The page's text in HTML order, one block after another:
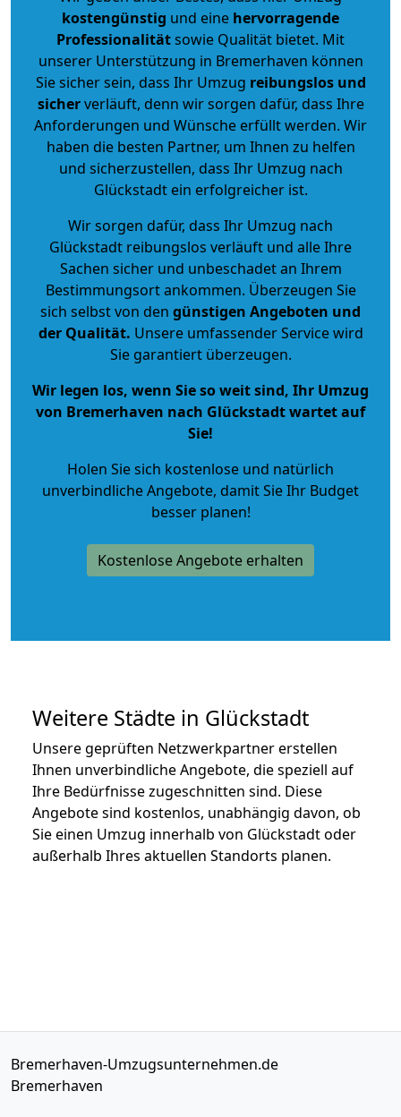
kostengünstig und eine hervorragende
Professionalitätsowie Qualität bietet. Mit
unserer Unterstützung in Bremerhaven können
Sie sicher sein, dass Ihr Umzug reibungslos und
sicherverläuft, denn wir sorgen dafür, dass Ihre
Anforderungen und Wünsche erfüllt werden. Wir
haben die besten Partner, um Ihnen zu helfen
und sicherzustellen, dass Ihr Umzug nach
Glückstadt ein erfolgreicher ist.
Wir sorgen dafür, dass Ihr Umzug nach
Glückstadt reibungslos verläuft und alle Ihre
Sachen sicher und unbeschadet an Ihrem
Bestimmungsort ankommen. Überzeugen Sie
sich selbst von den günstigen Angeboten und
der Qualität. Unsere umfassender Service wird
Sie garantiert überzeugen.
Wir legen los, wenn Sie so weit sind, Ihr Umzug
von Bremerhaven nach Glückstadt wartet auf
Sie!
Holen Sie sich kostenlose und natürlich
unverbindliche Angebote, damit Sie Ihr Budget
besser planen!
Kostenlose Angebote erhalten
Weitere Städte in Glückstadt
Unsere geprüften Netzwerkpartner erstellen
Ihnen unverbindliche Angebote, die speziell auf
Ihre Bedürfnisse zugeschnitten sind. Diese
Angebote sind kostenlos, unabhängig davon, ob
Sie einen Umzug innerhalb von Glückstadt oder
außerhalb Ihres aktuellen Standorts planen.
Bremerhaven-Umzugsunternehmen.de
Bremerhaven